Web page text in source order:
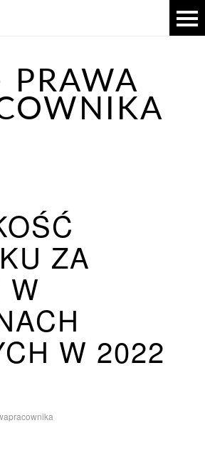
PRAWA
ZA
W
W 2022